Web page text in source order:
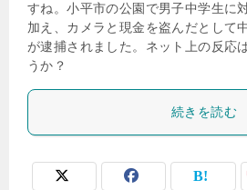
すね。小平市の公園で男子中学生に
加え、カメラと現金を盗んだとして
が逮捕されました。ネット上の反応
うか？
続きを読む